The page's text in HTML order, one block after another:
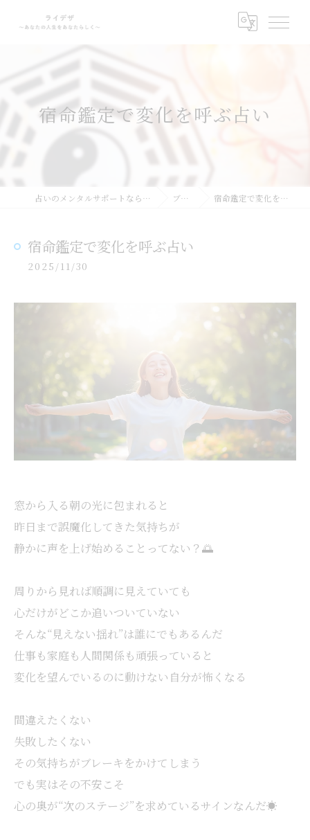
宿命鑑定で変化を呼ぶ占い
占いのメンタルサポートならライデザ ブログ 宿命鑑定で変化を呼ぶ占い
宿命鑑定で変化を呼ぶ占い
2025/11/30
窓から入る朝の光に包まれると
昨日まで誤魔化してきた気持ちが
静かに声を上げ始めることってない？🌅
周りから見れば順調に見えていても
心だけがどこか追いついていない
そんな“見えない揺れ”は誰にでもあるんだ
仕事も家庭も人間関係も頑張っていると
変化を望んでいるのに動けない自分が怖くなる
間違えたくない
失敗したくない
その気持ちがブレーキをかけてしまう
でも実はその不安こそ
心の奥が“次のステージ”を求めているサインなんだ☀️